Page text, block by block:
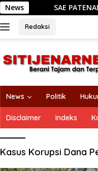
NewsSAE PATENANG
Redaksi
News Politik
Disclaimer Indeks
Kasus Korupsi Dana